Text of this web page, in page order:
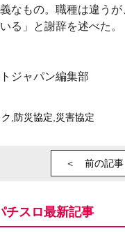
なもの。職種は違う
る」と謝辞を述べた。
ジャパン編集部
,防災協定,災害協定
＜ 前の記事
チスロ最新記事